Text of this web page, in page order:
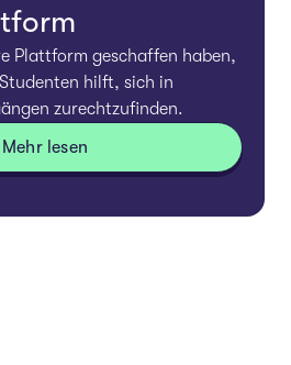
Plattform geschaffen haben,
hilft, sich in
zurechtzufinden.
Mehr lesen